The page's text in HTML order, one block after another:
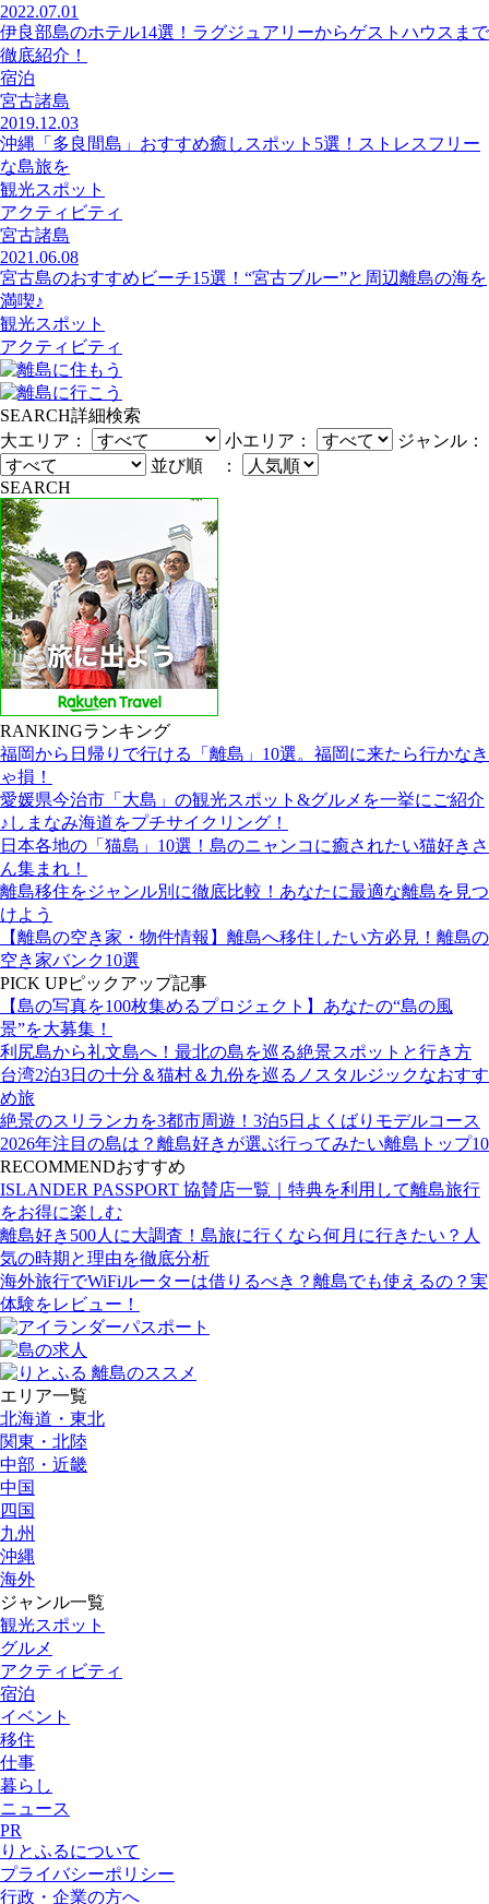
2022.07.01
伊良部島のホテル14選！ラグジュアリーからゲストハウスまで
徹底紹介！
宿泊
宮古諸島
2019.12.03
沖縄「多良間島」おすすめ癒しスポット5選！ストレスフリー
な島旅を
観光スポット
アクティビティ
宮古諸島
2021.06.08
宮古島のおすすめビーチ15選！“宮古ブルー”と周辺離島の海を
満喫♪
観光スポット
アクティビティ
SEARCH詳細検索
大エリア：
小エリア：
ジャンル：
並び順 ：
SEARCH
RANKINGランキング
福岡から日帰りで行ける「離島」10選。福岡に来たら行かなき
ゃ損！
愛媛県今治市「大島」の観光スポット&グルメを一挙にご紹介
♪しまなみ海道をプチサイクリング！
日本各地の「猫島」10選！島のニャンコに癒されたい猫好きさ
ん集まれ！
離島移住をジャンル別に徹底比較！あなたに最適な離島を見つ
けよう
【離島の空き家・物件情報】離島へ移住したい方必見！離島の
空き家バンク10選
PICK UPピックアップ記事
【島の写真を100枚集めるプロジェクト】あなたの“島の風
景”を大募集！
利尻島から礼文島へ！最北の島を巡る絶景スポットと行き方
台湾2泊3日の十分＆猫村＆九份を巡るノスタルジックなおすす
め旅
絶景のスリランカを3都市周遊！3泊5日よくばりモデルコース
2026年注目の島は？離島好きが選ぶ行ってみたい離島トップ10
RECOMMENDおすすめ
ISLANDER PASSPORT 協賛店一覧｜特典を利用して離島旅行
をお得に楽しむ
離島好き500人に大調査！島旅に行くなら何月に行きたい？人
気の時期と理由を徹底分析
海外旅行でWiFiルーターは借りるべき？離島でも使えるの？実
体験をレビュー！
エリア一覧
北海道・東北
関東・北陸
中部・近畿
中国
四国
九州
沖縄
海外
ジャンル一覧
観光スポット
グルメ
アクティビティ
宿泊
イベント
移住
仕事
暮らし
ニュース
PR
りとふるについて
プライバシーポリシー
行政・企業の方へ